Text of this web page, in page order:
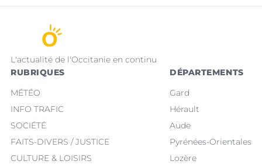
L'actualité de l'Occitanie en continu
RUBRIQUES
MÉTÉO
INFO TRAFIC
SOCIÉTÉ
FAITS-DIVERS / JUSTICE
CULTURE & LOISIRS
DÉPARTEMENTS
Gard
Hérault
Aude
Pyrénées-Orientales
Lozère